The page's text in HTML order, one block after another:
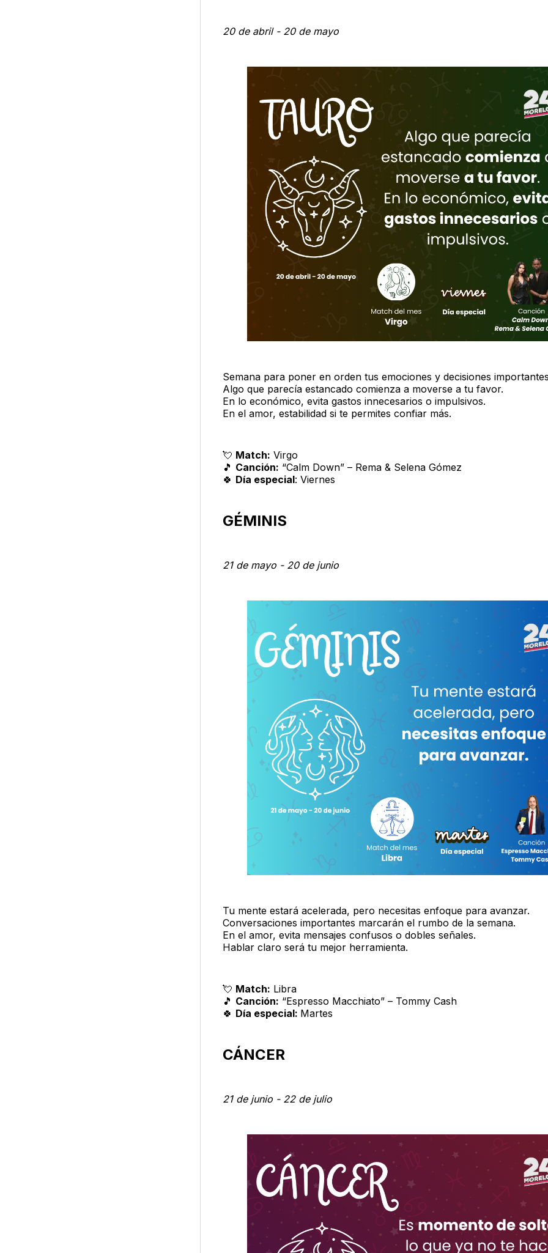
20 de abril - 20 de mayo
Semana para poner en orden tus emociones y decisiones
Algo que parecía estancado comienza a moverse a tu favor.
En lo económico, evita gastos innecesarios o impulsivos.
En el amor, estabilidad si te permites confiar más.
💘 Match: Virgo
🎵 Canción: “Calm Down” – Rema & Selena Gómez
🍀 Día especial: Viernes
GÉMINIS
21 de mayo - 20 de junio
Tu mente estará acelerada, pero necesitas enfoque para avanzar.
Conversaciones importantes marcarán el rumbo de la semana.
En el amor, evita mensajes confusos o dobles señales.
Hablar claro será tu mejor herramienta.
💘 Match: Libra
🎵 Canción: “Espresso Macchiato” – Tommy Cash
🍀 Día especial: Martes
CÁNCER
21 de junio - 22 de julio